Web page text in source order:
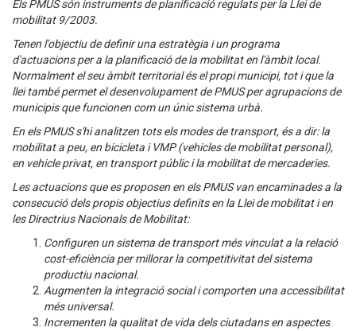
Els PMUS són instruments de planificació regulats per la Llei de
mobilitat 9/2003.
Tenen l'objectiu de definir una estratègia i un programa
d'actuacions per a la planificació de la mobilitat en l'àmbit local.
Normalment el seu àmbit territorial és el propi municipi, tot i que la
llei també permet el desenvolupament de PMUS per agrupacions de
municipis que funcionen com un únic sistema urbà.
En els PMUS s'hi analitzen tots els modes de transport, és a dir: la
mobilitat a peu, en bicicleta i VMP (vehicles de mobilitat personal),
en vehicle privat, en transport públic i la mobilitat de mercaderies.
Les actuacions que es proposen en els PMUS van encaminades a la
consecució dels propis objectius definits en la Llei de mobilitat i en
les Directrius Nacionals de Mobilitat:
Configuren un sistema de transport més vinculat a la relació
cost-eficiència per millorar la competitivitat del sistema
productiu nacional.
Augmenten la integració social i comporten una accessibilitat
més universal.
Incrementen la qualitat de vida dels ciutadans en aspectes